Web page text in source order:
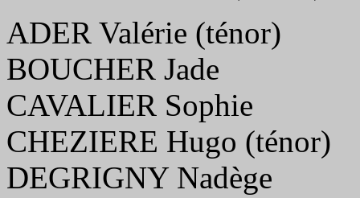
ADER Valérie (ténor)
BOUCHER Jade
CAVALIER Sophie
CHEZIERE Hugo (ténor)
DEGRIGNY Nadège